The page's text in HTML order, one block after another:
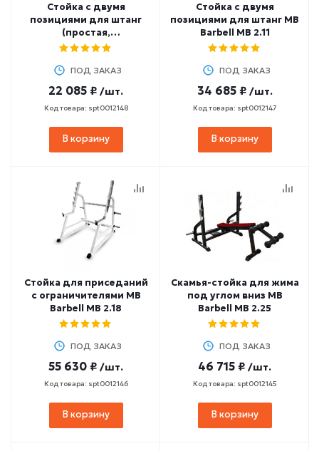
Стойка с двумя
позициями для штанг
(простая,
нехромированная) MB
ПОД ЗАКАЗ
22 085 ₽ /шт.
Код товара: spt0012148
В корзину
Стойка с двумя
позициями для штанг MB
Barbell MB 2.11
ПОД ЗАКАЗ
34 685 ₽ /шт.
Код товара: spt0012147
В корзину
Стойка для приседаний
с ограничителями MB
Barbell MB 2.18
ПОД ЗАКАЗ
55 630 ₽ /шт.
Код товара: spt0012146
В корзину
Скамья-стойка для жима
под углом вниз MB
Barbell MB 2.25
ПОД ЗАКАЗ
46 715 ₽ /шт.
Код товара: spt0012145
В корзину